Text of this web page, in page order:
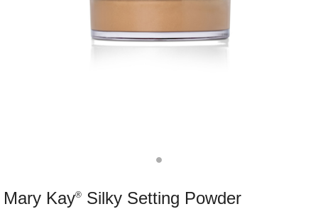
Mary Kay® Silky Setting Powder